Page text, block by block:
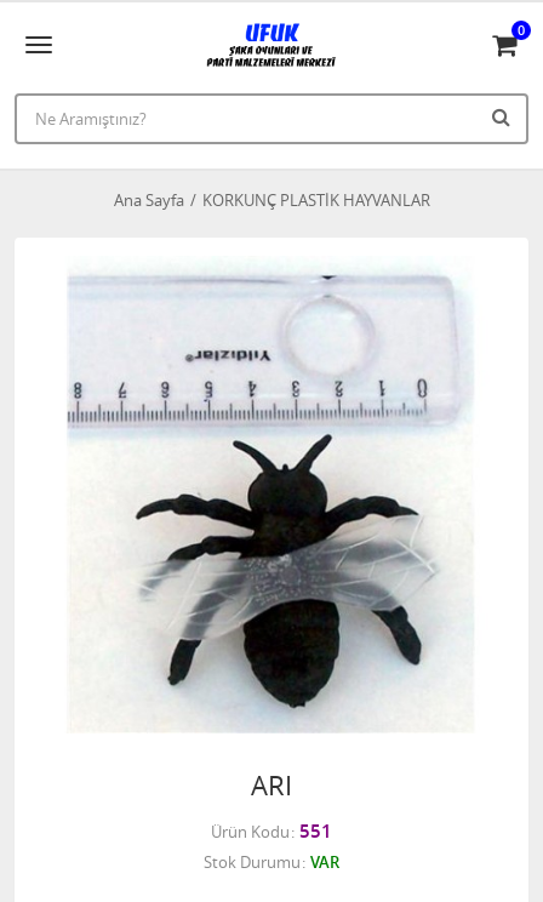
0
Ana Sayfa KORKUNÇ PLASTİK HAYVANLAR
ARI
Ürün Kodu 551
Stok Durumu VAR